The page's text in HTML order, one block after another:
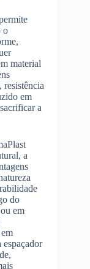
o
material
resistência
em
a
a
do
em
espaçador